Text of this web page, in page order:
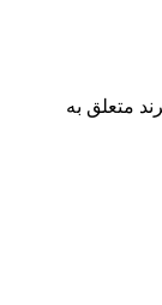
متعلق به